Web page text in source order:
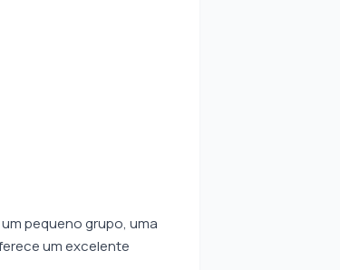
pequeno grupo, uma
um excelente